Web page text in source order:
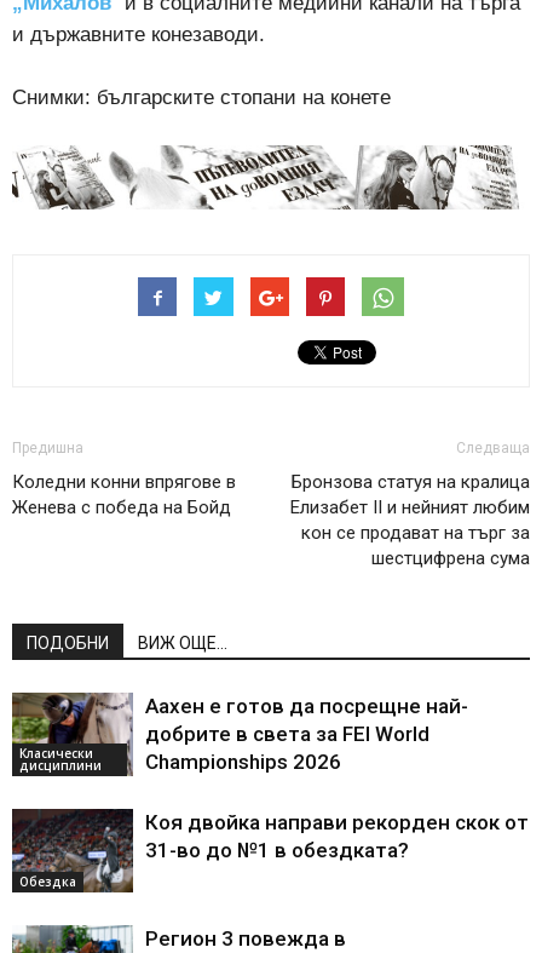
и държавните конезаводи.
Снимки: българските стопани на конете
Предишна
Коледни конни впрягове в
Женева с победа на Бойд
Следваща
Бронзова статуя на кралица
Елизабет II и нейният любим
кон се продават на търг за
шестцифрена сума
ПОДОБНИ ВИЖ ОЩЕ...
Класически
дисциплини
Аахен е готов да посрещне най-
добрите в света за FEI World
Championships 2026
Обездка
Коя двойка направи рекорден скок от
31-во до №1 в обездката?
Регион 3 повежда в